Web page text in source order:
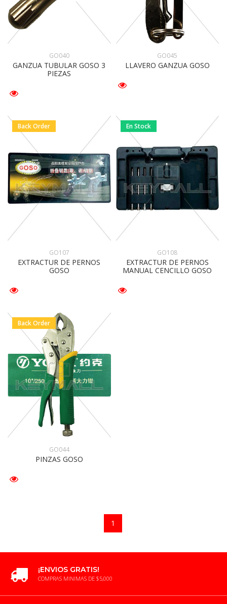
GO040
GANZUA TUBULAR GOSO 3
PIEZAS
GO045
LLAVERO GANZUA GOSO
Back Order
GO107
EXTRACTUR DE PERNOS
GOSO
En Stock
GO108
EXTRACTUR DE PERNOS
MANUAL CENCILLO GOSO
Back Order
GO044
PINZAS GOSO
1
¡ENVIOS GRATIS!
COMPRAS MINIMAS DE $5,000